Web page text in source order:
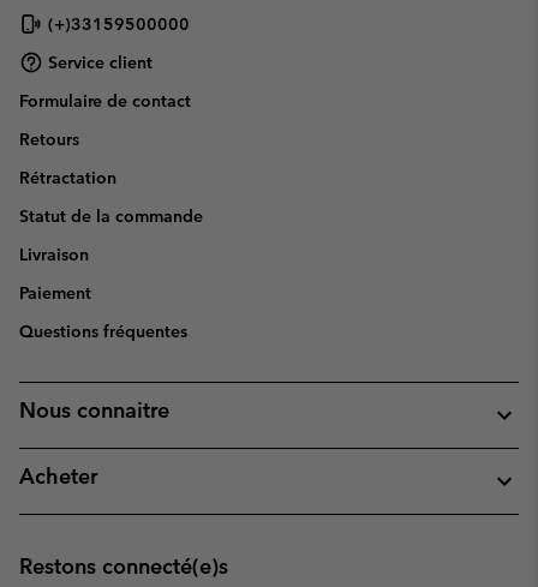
(+)33159500000
Service client
Formulaire de contact
Retours
Rétractation
Statut de la commande
Livraison
Paiement
Questions fréquentes
Nous connaitre
Acheter
Restons connecté(e)s